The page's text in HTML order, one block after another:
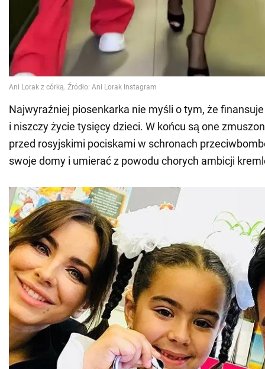
Najwyraźniej piosenkarka nie myśli o tym, że
i niszczy życie tysięcy dzieci. W końcu są one
przed rosyjskimi pociskami w schronach
swoje domy i umierać z powodu chorych ambicji